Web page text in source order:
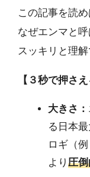
この記事を読
なぜエンマと
スッキリと理解
【３秒で押さえ
大きさ：
る日本
ロギ（
より 圧